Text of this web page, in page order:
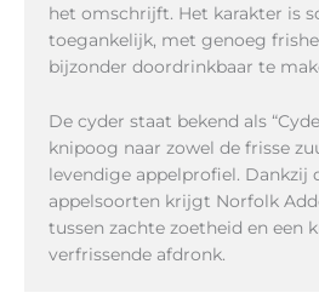
het omschrijft. Het karakter is
toegankelijk, met genoeg
bijzonder doordrinkbaar te
De cyder staat bekend als
knipoog naar zowel de frisse
levendige appelprofiel. Dankzij
appelsoorten krijgt Norfolk
tussen zachte zoetheid en een
verfrissende afdronk.